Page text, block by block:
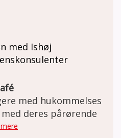
med Ishøj
med hukommelses
deres pårørende